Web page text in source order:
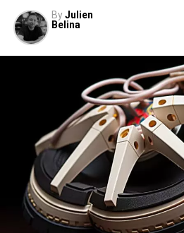
By Julien
Belina